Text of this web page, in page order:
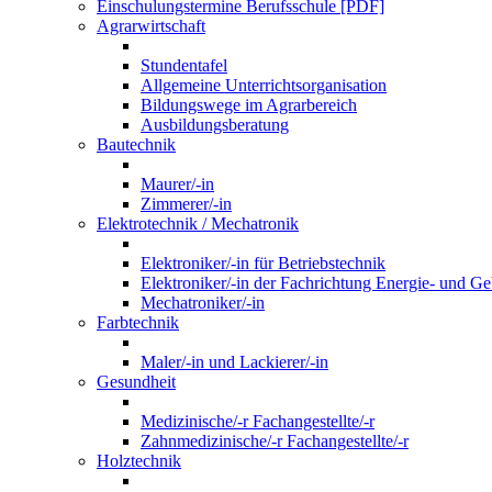
Einschulungstermine Berufsschule [PDF]
Agrarwirtschaft
Stundentafel
Allgemeine Unterrichtsorganisation
Bildungswege im Agrarbereich
Ausbildungsberatung
Bautechnik
Maurer/-in
Zimmerer/-in
Elektrotechnik / Mechatronik
Elektroniker/-in für Betriebstechnik
Elektroniker/-in der Fachrichtung Energie- und
Mechatroniker/-in
Farbtechnik
Maler/-in und Lackierer/-in
Gesundheit
Medizinische/-r Fachangestellte/-r
Zahnmedizinische/-r Fachangestellte/-r
Holztechnik